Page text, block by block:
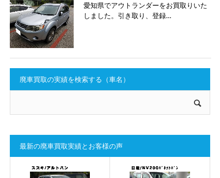
愛知県でアウトランダーをお買取りいた
しました。引き取り、登録…
廃車買取の実績を検索する（車名）
最新の廃車買取実績とお客様の声